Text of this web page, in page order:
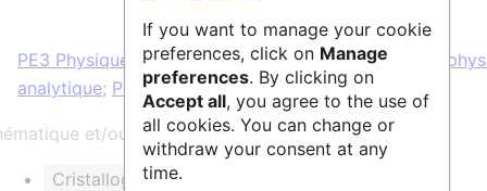
PE3 Physique de la matière condensée;PE4 Chimie
analytique; PE5 Chimie de synthèse et matériaux
et/ou mots clés :
Cristallographie
If you want to manage your cookie
preferences, click on Manage
preferences. By clicking on
Accept all, you agree to the use of
all cookies. You can change or
withdraw your consent at any
time.